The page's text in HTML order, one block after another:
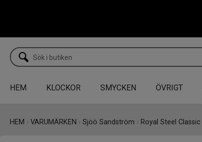
HEM KLOCKOR SMYCKEN ÖVRIGT
HEM › VARUMÄRKEN › Sjöö Sandström › Royal Steel Classic